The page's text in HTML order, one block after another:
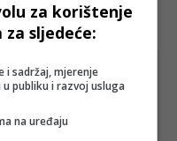
bh. entitetu RS, evo
za korištenje
sljedeće:
i sadržaj, mjerenje
publiku i razvoj usluga
na uređaju